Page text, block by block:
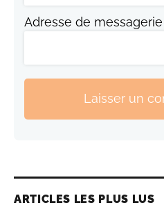
Adresse de messagerie
Laisser un
ARTICLES LES PLUS LUS